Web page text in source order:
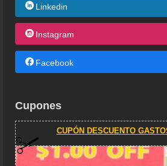
Linkedin
Instagram
Facebook
Cupones
CUPÓN DESCUENTO